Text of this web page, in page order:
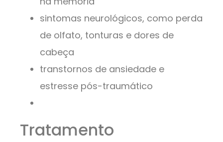
sintomas neurológicos, como perda
de olfato, tonturas e dores de
cabeça
transtornos de ansiedade e
estresse pós-traumático
Tratamento